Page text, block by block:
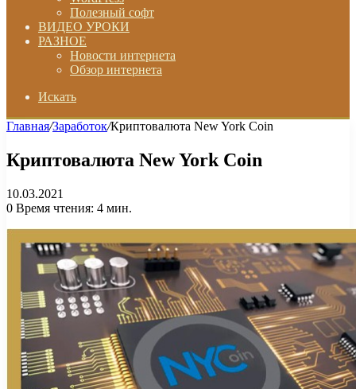
Полезный софт
ВИДЕО УРОКИ
РАЗНОЕ
Новости интернета
Обзор интернета
Искать
Главная/Заработок/Криптовалюта New York Coin
Криптовалюта New York Coin
10.03.2021
0 Время чтения: 4 мин.